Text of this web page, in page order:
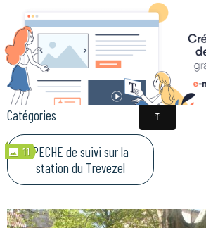
LA GESTION PISCICOLE
Catégories
11 PECHE de suivi sur la
station du Trevezel